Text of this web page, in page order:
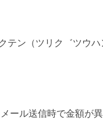
テン（ツリク゛ツウ
ール送信時で金額が異